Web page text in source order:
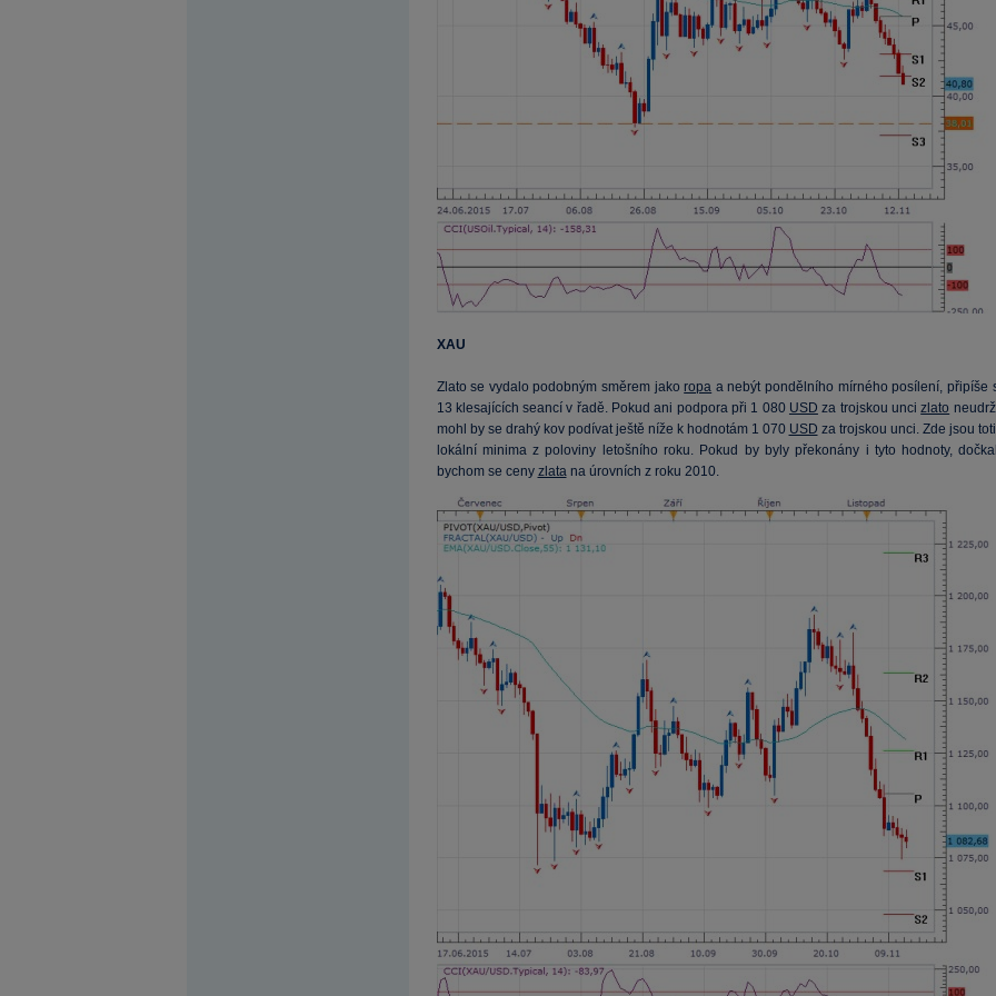
XAU
Zlato se vydalo podobným směrem jakoropa a nebýt pondělního mírného posílení, připíše
13 klesajících seancí v řadě. Pokud ani podpora při 1 080 USD za trojskou uncizlato
mohl by se drahý kov podívat ještě níže k hodnotám 1 070 USD za trojskou unci. Zde jsou
lokální minima z poloviny letošního roku. Pokud by byly překonány i tyto hodnoty,
bychom se ceny zlatana úrovních z roku 2010.